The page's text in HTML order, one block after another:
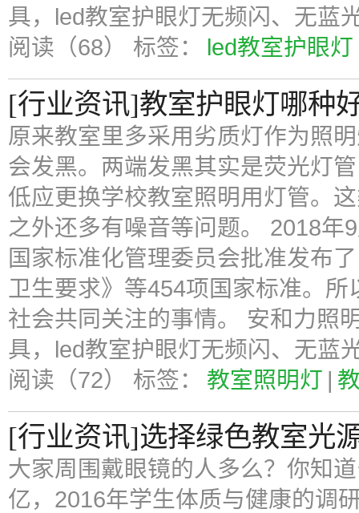
具，led教室护眼灯无频闪、无蓝
阅读（68） 标签： led教室护眼灯
[行业资讯]教室护眼灯哪种
原来教室里多采用劣质灯作为照
会发黑。两端发黑其实是荧光灯
低应更换学校教室照明用灯管。
之外还多有噪音等问题。 2018年
国家标准化管理委员会批准发布
卫生要求》等454项国家标准。
社会共同关注的事情。 安和力照
具，led教室护眼灯无频闪、无蓝
阅读（72） 标签： 教室照明灯 |
[行业资讯]选择绿色教室光
大家周围戴眼镜的人多么？你知
亿，2016年学生体质与健康的调